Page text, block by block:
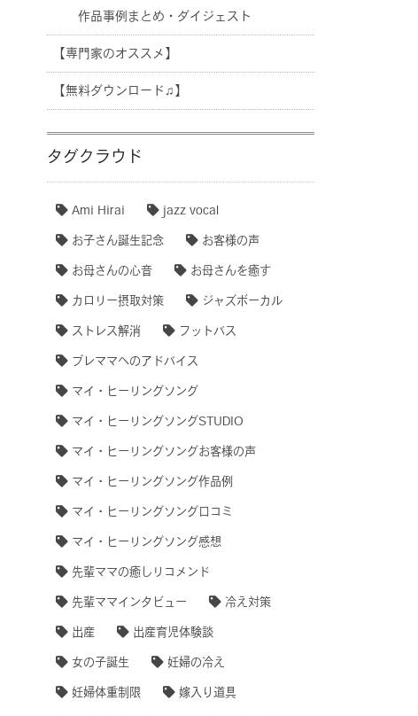
作品事例まとめ・ダイジェスト
【専門家のオススメ】
【無料ダウンロード♫】
タグクラウド
Ami Hirai jazz vocal
お子さん誕生記念 お客様の声
お母さんの心音 お母さんを癒す
カロリー摂取対策 ジャズボーカル
ストレス解消 フットバス
プレママへのアドバイス
マイ・ヒーリングソング
マイ・ヒーリングソングSTUDIO
マイ・ヒーリングソングお客様の声
マイ・ヒーリングソング作品例
マイ・ヒーリングソング口コミ
マイ・ヒーリングソング感想
先輩ママの癒しリコメンド
先輩ママインタビュー 冷え対策
出産 出産育児体験談
女の子誕生 妊婦の冷え
妊婦体重制限 嫁入り道具